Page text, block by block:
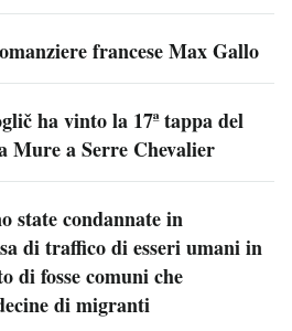
francese Max Gallo
ha vinto la 17ª tappa del
Mure a Serre Chevalier
state condannate in
di traffico di esseri umani in
di fosse comuni che
di migranti